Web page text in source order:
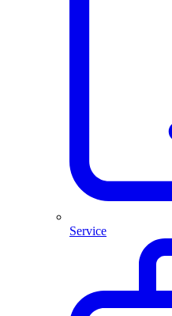
Service